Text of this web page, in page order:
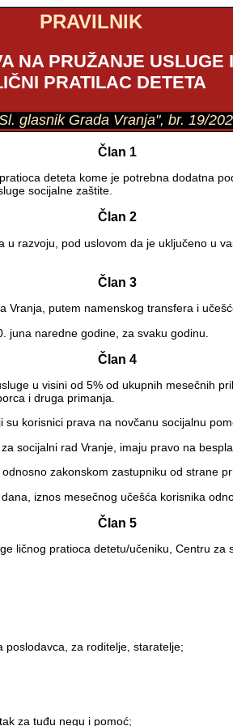
PRAVILNIK
NA PRUŽANJE
PRATILAC DETETA
glasnik Grada Vranja", br. 19/
Član 1
deteta kome je potrebna dodatna
socijalne zaštite.
Član 2
razvoju, pod uslovom da je uključeno u
Član 3
putem namenskog transfera i
juna naredne godine, za svaku godinu.
Član 4
u visini od 5% od ukupnih mesečnih
i druga primanja.
korisnici prava na novčanu socijalnu
socijalni rad Vranje, imaju pravo na
zakonskom zastupniku od strane
iznos mesečnog učešća korisnika
Član 5
ličnog pratioca detetu/učeniku, Centru za
poslodavca, za roditelje, staratelje;
za tuđu negu i pomoć;